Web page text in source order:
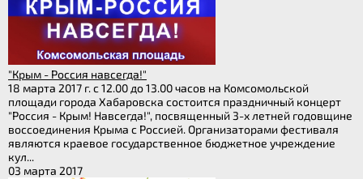
"Крым - Россия навсегда!"
18 марта 2017 г. с 12.00 до 13.00 часов на Комсомольской
площади города Хабаровска состоится праздничный концерт
"Россия - Крым! Навсегда!", посвященный 3-х летней годовщине
воссоединения Крыма с Россией. Организаторами фестиваля
являются краевое государственное бюджетное учреждение
кул...
03 марта 2017